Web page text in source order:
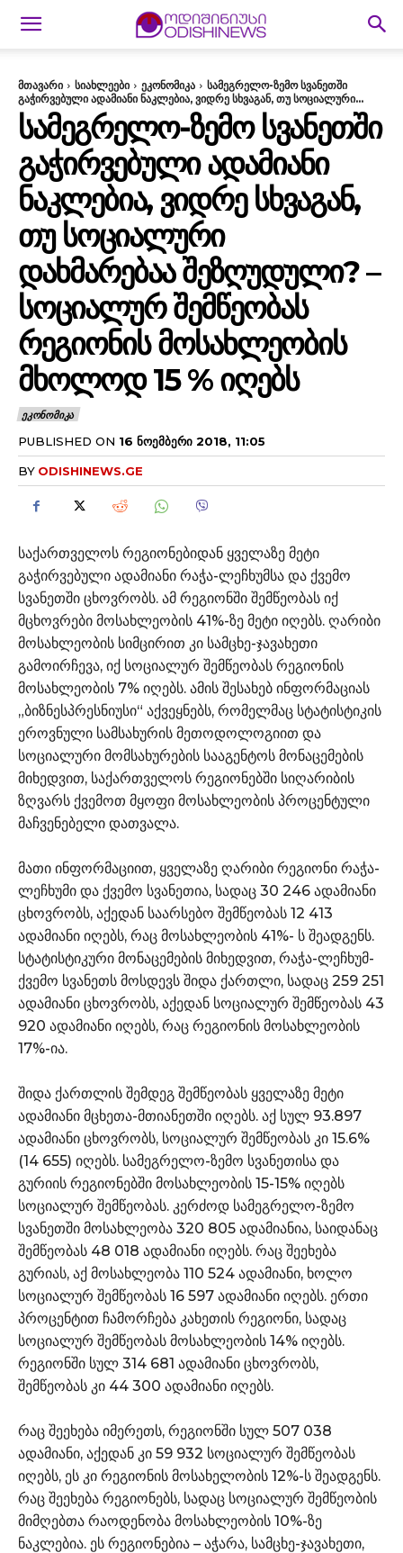
მთავარი სიახლეები ეკონომიკა
სამეგრელო-ზემო სვანეთში
გაჭირვებული ადამიანი ნაკლებია, ვიდრე სხვაგან, თუ სოციალური...
ᲡᲐᲛᲔᲒᲠᲔᲚᲝ-ᲖᲔᲛᲝ ᲡᲕᲐᲜᲔᲗᲨᲘ
ᲒᲐᲭᲘᲠᲕᲔᲑᲣᲚᲘ ᲐᲓᲐᲛᲘᲐᲜᲘ
ᲜᲐᲙᲚᲔᲑᲘᲐ, ᲕᲘᲓᲠᲔ ᲡᲮᲕᲐᲒᲐᲜ,
ᲗᲣ ᲡᲝᲪᲘᲐᲚᲣᲠᲘ
ᲓᲐᲮᲛᲐᲠᲔᲑᲐᲐ ᲨᲔᲖᲦᲣᲓᲣᲚᲘ? –
ᲡᲝᲪᲘᲐᲚᲣᲠ ᲨᲔᲛᲬᲔᲝᲑᲐᲡ
ᲠᲔᲒᲘᲝᲜᲘᲡ ᲛᲝᲡᲐᲮᲚᲔᲝᲑᲘᲡ
ᲛᲮᲝᲚᲝᲓ 15 % ᲘᲦᲔᲑᲡ
ᲔᲙᲝᲜᲝᲛᲘᲙᲐ
PUBLISHED ON 16 ᲜᲝᲔᲛᲑᲔᲠᲘ 2018, 11:05
BY ODISHINEWS.GE
საქართველოს რეგიონებიდან ყველაზე მეტი
გაჭირვებული ადამიანი რაჭა-ლეჩხუმსა და ქვემო
სვანეთში ცხოვრობს. ამ რეგიონში შემწეობას იქ
მცხოვრები მოსახლეობის 41%-ზე მეტი იღებს. ღარიბი
მოსახლეობის სიმცირით კი სამცხე-ჯავახეთი
გამოირჩევა, იქ სოციალურ შემწეობას რეგიონის
მოსახლეობის 7% იღებს. ამის შესახებ ინფორმაციას
„ბიზნესპრესნიუსი“ აქვეყნებს, რომელმაც სტატისტიკის
ეროვნული სამსახურის მეთოდოლოგიით და
სოციალური მომსახურების სააგენტოს მონაცემების
მიხედვით, საქართველოს რეგიონებში სიღარიბის
ზღვარს ქვემოთ მყოფი მოსახლეობის პროცენტული
მაჩვენებელი დათვალა.
მათი ინფორმაციით, ყველაზე ღარიბი რეგიონი რაჭა-
ლეჩხუმი და ქვემო სვანეთია, სადაც 30 246 ადამიანი
ცხოვრობს, აქედან საარსებო შემწეობას 12 413
ადამიანი იღებს, რაც მოსახლეობის 41%- ს შეადგენს.
სტატისტიკური მონაცემების მიხედვით, რაჭა-ლეჩხუმ-
ქვემო სვანეთს მოსდევს შიდა ქართლი, სადაც 259 251
ადამიანი ცხოვრობს, აქედან სოციალურ შემწეობას 43
920 ადამიანი იღებს, რაც რეგიონის მოსახლეობის
17%-ია.
შიდა ქართლის შემდეგ შემწეობას ყველაზე მეტი
ადამიანი მცხეთა-მთიანეთში იღებს. აქ სულ 93.897
ადამიანი ცხოვრობს, სოციალურ შემწეობას კი 15.6%
(14 655) იღებს. სამეგრელო-ზემო სვანეთისა და
გურიის რეგიონებში მოსახლეობის 15-15% იღებს
სოციალურ შემწეობას. კერძოდ სამეგრელო-ზემო
სვანეთში მოსახლეობა 320 805 ადამიანია, საიდანაც
შემწეობას 48 018 ადამიანი იღებს. რაც შეეხება
გურიას, აქ მოსახლეობა 110 524 ადამიანი, ხოლო
სოციალურ შემწეობას 16 597 ადამიანი იღებს. ერთი
პროცენტით ჩამორჩება კახეთის რეგიონი, სადაც
სოციალურ შემწეობას მოსახლეობის 14% იღებს.
რეგიონში სულ 314 681 ადამიანი ცხოვრობს,
შემწეობას კი 44 300 ადამიანი იღებს.
რაც შეეხება იმერეთს, რეგიონში სულ 507 038
ადამიანი, აქედან კი 59 932 სოციალურ შემწეობას
იღებს, ეს კი რეგიონის მოსახელობის 12%-ს შეადგენს.
რაც შეეხება რეგიონებს, სადაც სოციალურ შემწეობის
მიმღებთა რაოდენობა მოსახლეობის 10%-ზე
ნაკლებია. ეს რეგიონებია – აჭარა, სამცხე-ჯავახეთი,